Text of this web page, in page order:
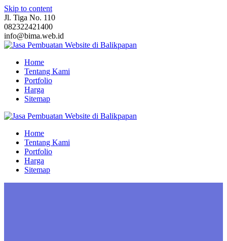
Skip to content
Jl. Tiga No. 110
082322421400
info@bima.web.id
Home
Tentang Kami
Portfolio
Harga
Sitemap
Home
Tentang Kami
Portfolio
Harga
Sitemap